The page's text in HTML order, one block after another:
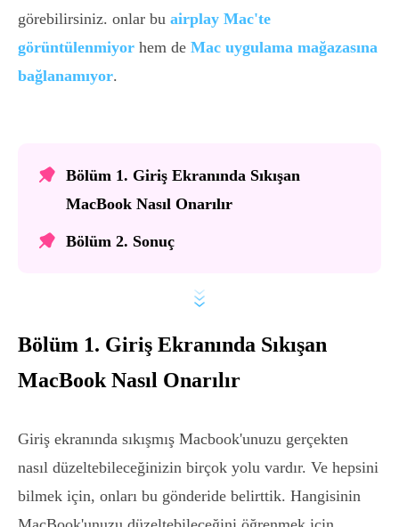
görebilirsiniz. onlar bu airplay Mac'te
görüntülenmiyor hem de Mac uygulama mağazasına
bağlanamıyor.
Bölüm 1. Giriş Ekranında Sıkışan
MacBook Nasıl Onarılır
Bölüm 2. Sonuç
Bölüm 1. Giriş Ekranında Sıkışan
MacBook Nasıl Onarılır
Giriş ekranında sıkışmış Macbook'unuzu gerçekten
nasıl düzeltebileceğinizin birçok yolu vardır. Ve hepsini
bilmek için, onları bu gönderide belirttik. Hangisinin